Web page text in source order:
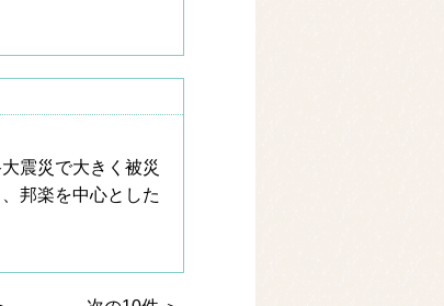
震災で大きく被災
邦楽を中心とした